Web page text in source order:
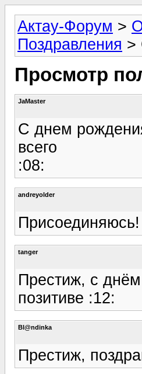
Актау-Форум >
Поздравления >
Просмотр
JaMaster
С днем
всего
:08:
andreyolder
Присоединяюсь!
tanger
Престиж, с
позитиве :12:
Bl@ndinka
Престиж,